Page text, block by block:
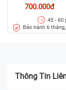
700.000đ
45 - 60
Bảo hành 6
kính
Thông Tin